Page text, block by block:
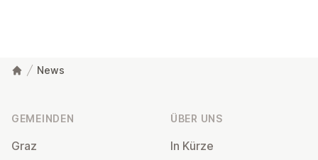
News
GEMEINDEN
Graz
ÜBER UNS
In Kürze